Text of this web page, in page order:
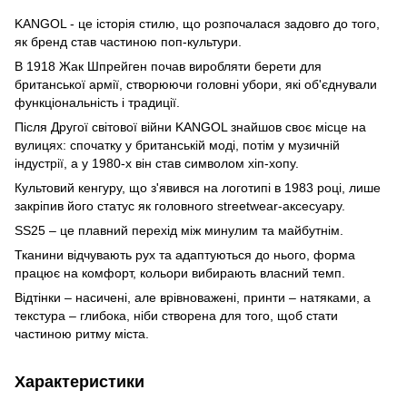
KANGOL - це історія стилю, що розпочалася задовго до того,
як бренд став частиною поп-культури.
В 1918 Жак Шпрейген почав виробляти берети для
британської армії, створюючи головні убори, які об'єднували
функціональність і традиції.
Після Другої світової війни KANGOL знайшов своє місце на
вулицях: спочатку у британській моді, потім у музичній
індустрії, а у 1980-х він став символом хіп-хопу.
Культовий кенгуру, що з'явився на логотипі в 1983 році, лише
закріпив його статус як головного streetwear-аксесуару.
SS25 – це плавний перехід між минулим та майбутнім.
Тканини відчувають рух та адаптуються до нього, форма
працює на комфорт, кольори вибирають власний темп.
Відтінки – насичені, але врівноважені, принти – натяками, а
текстура – ​​глибока, ніби створена для того, щоб стати
частиною ритму міста.
Характеристики